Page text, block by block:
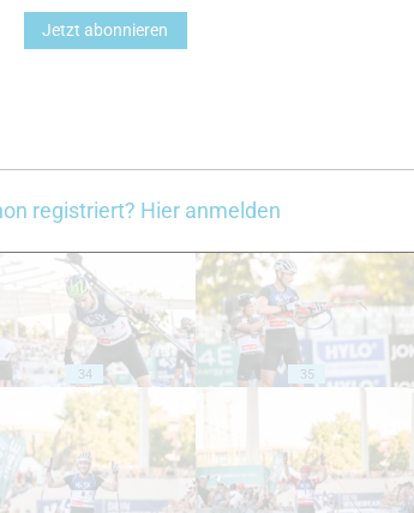
24
34 35
Jetzt abonnieren
registriert? Hier anmelden